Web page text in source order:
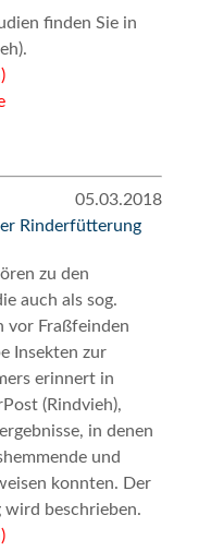
finden Sie in
05.03.2018
Rinderfütterung
zu den
auch als sog.
vor Fraßfeinden
Insekten zur
erinnert in
(Rindvieh),
in denen
und
konnten. Der
wird beschrieben.